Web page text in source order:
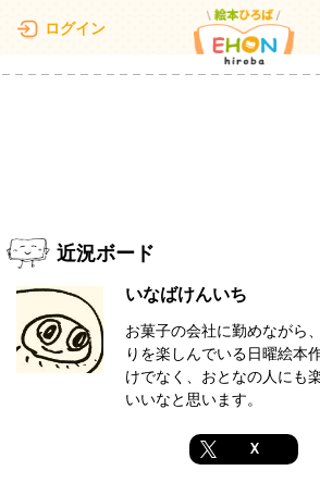
ログイン
近況ボード
いなばけんいち
お菓子の会社に勤めながら
りを楽しんでいる日曜絵本
けでなく、おとなの人にも
いいなと思います。
X